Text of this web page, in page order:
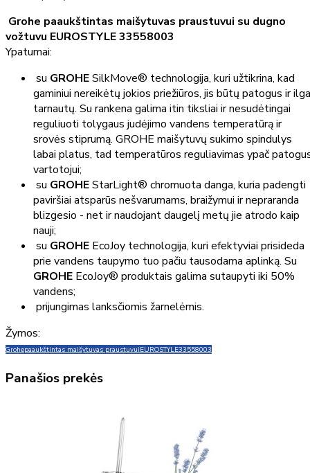
Grohe paaukštintas maišytuvas praustuvui su dugno
vožtuvu EUROSTYLE 33558003
Ypatumai:
su GROHESilkMove® technologija, kuri užtikrina, kad
gaminiui nereikėtų jokios priežiūros, jis būtų patogus ir
tarnautų. Su rankena galima itin tiksliai ir nesudėtingai
reguliuoti tolygaus judėjimo vandens temperatūrą ir
srovės stiprumą. GROHE maišytuvų sukimo spindulys
labai platus, tad temperatūros reguliavimas ypač
vartotojui;
su GROHEStarLight® chromuota danga, kuria padengti
paviršiai atsparūs nešvarumams, braižymui ir nepraranda
blizgesio - net ir naudojant daugelį metų jie atrodo kaip
nauji;
su GROHE EcoJoy technologija, kuri efektyviai prisideda
prie vandens taupymo tuo pačiu tausodama aplinką. Su
GROHE EcoJoy® produktais galima sutaupyti iki 50%
vandens;
prijungimas lanksčiomis žarnelėmis.
Žymos:
Grohepaaukštintas maišytuvas praustuvuiEUROSTYLE33558003
Panašios prekės